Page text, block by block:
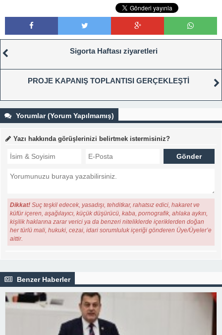
Sigorta Haftası ziyaretleri
PROJE KAPANIŞ TOPLANTISI GERÇEKLEŞTİ
Yorumlar (Yorum Yapılmamış)
Yazı hakkında görüşlerinizi belirtmek istermisiniz?
Dikkat! Suç teşkil edecek, yasadışı, tehditkar, rahatsız edici, hakaret ve
küfür içeren, aşağılayıcı, küçük düşürücü, kaba, pornografik, ahlaka aykırı,
kişilik haklarına zarar verici ya da benzeri niteliklerde içeriklerden doğan
her türlü mali, hukuki, cezai, idari sorumluluk içeriği gönderen Üye/Üyeler’e
aittir.
Benzer Haberler